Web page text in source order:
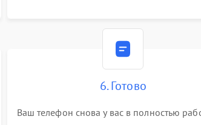
6. Готово
Ваш телефон снова у вас в полностью